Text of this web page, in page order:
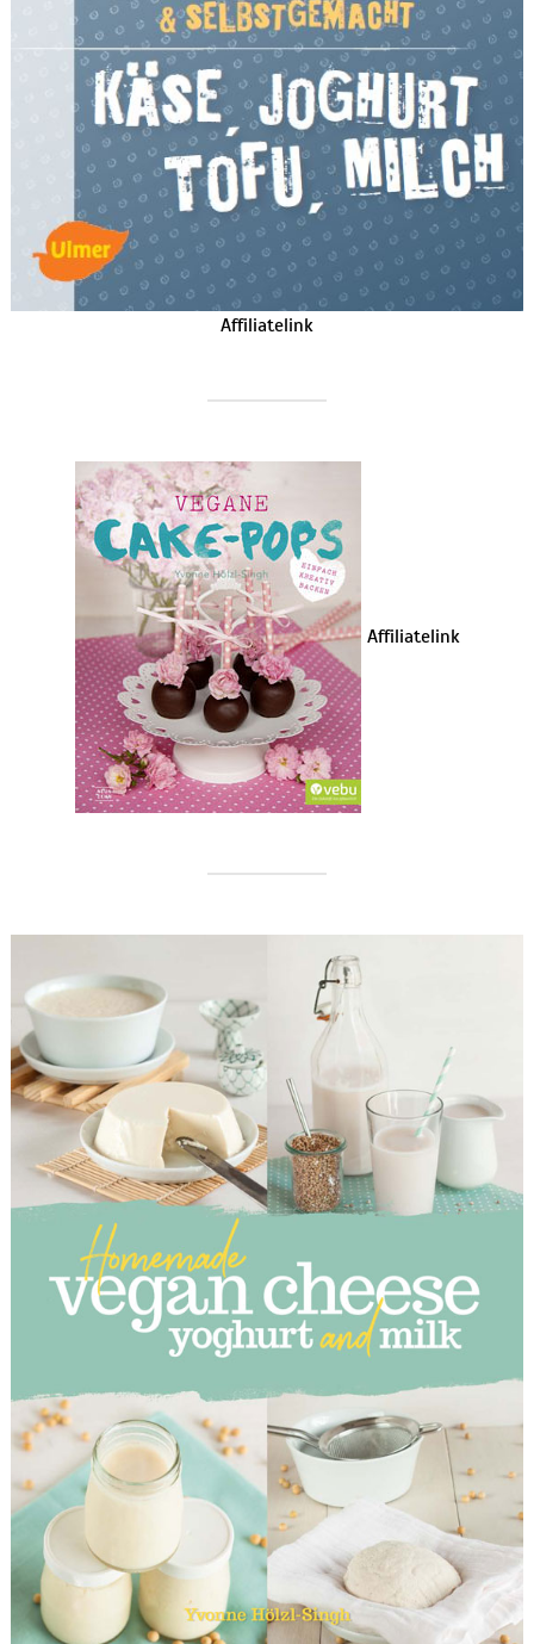
Affiliatelink
Affiliatelink